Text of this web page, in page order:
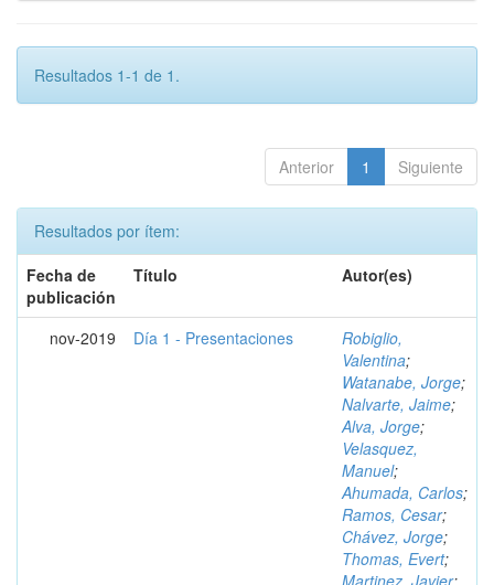
Resultados 1-1 de 1.
Anterior 1 Siguiente
Resultados por ítem:
Fecha de
publicación
Título Autor(es)
nov-2019 Día 1 - Presentaciones
Robiglio,
Valentina;
Watanabe, Jorge;
Nalvarte, Jaime;
Alva, Jorge;
Velasquez,
Manuel;
Ahumada, Carlos;
Ramos, Cesar;
Chávez, Jorge;
Thomas, Evert;
Martinez, Javier;